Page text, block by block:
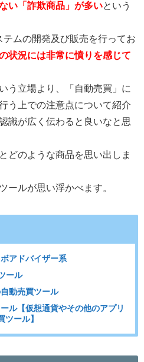
い「詐欺商品」が多いという
ムの開発及び販売を行ってお
状況には非常に憤りを感じて
う立場より、「自動売買」に
う上での注意点について紹介
識が広く伝わると良いなと思
どのような商品を思い出しま
ールが思い浮かべます。
アドバイザー系
ール
動売買ツール
ル【仮想通貨やその他のアプリ
ツール】